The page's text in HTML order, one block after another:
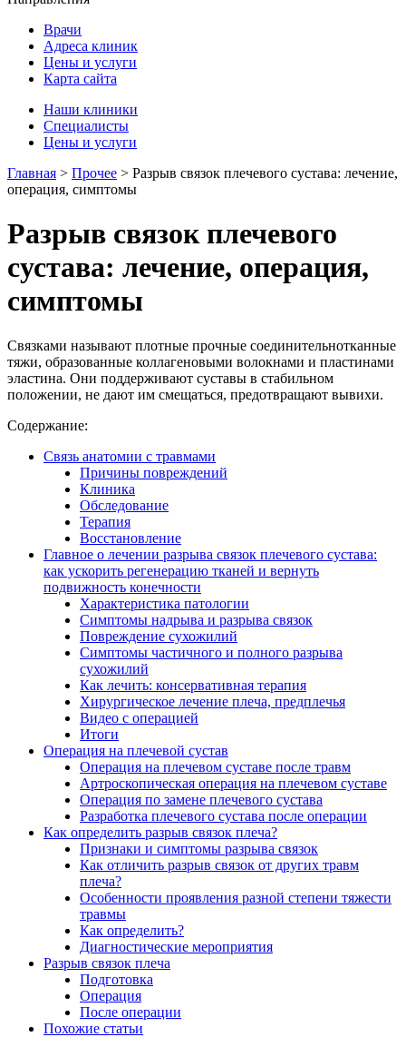
Врачи
Адреса клиник
Цены и услуги
Карта сайта
Наши клиники
Специалисты
Цены и услуги
Главная > Прочее > Разрыв связок плечевого сустава: лечение,
операция, симптомы
Разрыв связок плечевого
сустава: лечение, операция,
симптомы
Связками называют плотные прочные соединительнотканные
тяжи, образованные коллагеновыми волокнами и пластинами
эластина. Они поддерживают суставы в стабильном
положении, не дают им смещаться, предотвращают вывихи.
Содержание:
Связь анатомии с травмами
Причины повреждений
Клиника
Обследование
Терапия
Восстановление
Главное о лечении разрыва связок плечевого сустава:
как ускорить регенерацию тканей и вернуть
подвижность конечности
Характеристика патологии
Симптомы надрыва и разрыва связок
Повреждение сухожилий
Симптомы частичного и полного разрыва
сухожилий
Как лечить: консервативная терапия
Хирургическое лечение плеча, предплечья
Видео с операцией
Итоги
Операция на плечевой сустав
Операция на плечевом суставе после травм
Артроскопическая операция на плечевом суставе
Операция по замене плечевого сустава
Разработка плечевого сустава после операции
Как определить разрыв связок плеча?
Признаки и симптомы разрыва связок
Как отличить разрыв связок от других травм
плеча?
Особенности проявления разной степени тяжести
травмы
Как определить?
Диагностические мероприятия
Разрыв связок плеча
Подготовка
Операция
После операции
Похожие статьи